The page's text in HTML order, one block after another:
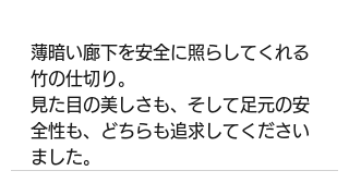
薄暗い廊下を安全に照らしてくれる
竹の仕切り。
見た目の美しさも、そして足元の安
全性も、どちらも追求してください
ました。